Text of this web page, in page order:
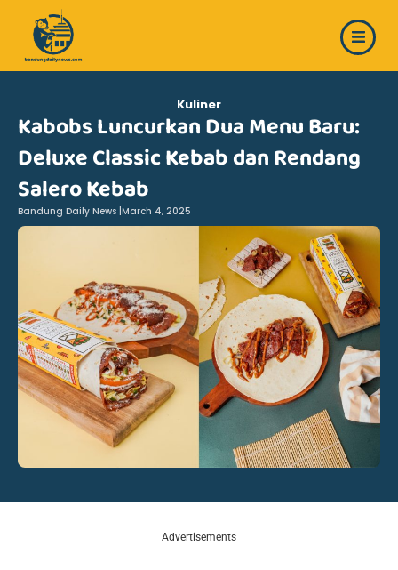
content
Kuliner
Kabobs Luncurkan Dua Menu Baru:
Deluxe Classic Kebab dan Rendang
Salero Kebab
Bandung Daily News | March 4, 2025
Advertisements